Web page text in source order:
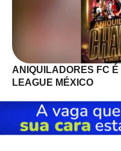
ANIQUILADORES FC
LEAGUE MÉXICO